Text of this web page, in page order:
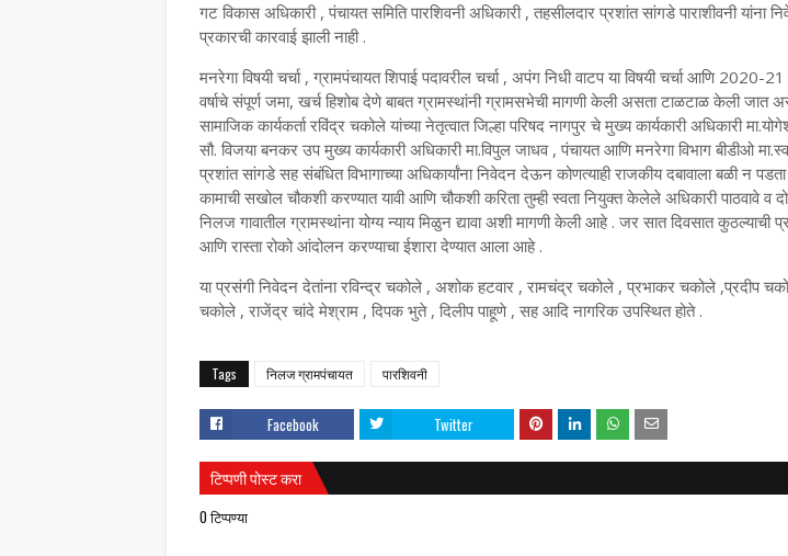
गट विकास अधिकारी , पंचायत समिति पारशिवनी अधिकारी , तहसीलदार प्रशांत सांगडे पाराशीवनी यांना
प्रकारची कारवाई झाली नाही .
मनरेगा विषयी चर्चा , ग्रामपंचायत शिपाई पदावरील चर्चा , अपंग निधी वाटप या विषयी चर्चा आणि
वर्षाचे संपूर्ण जमा, खर्च हिशोब देणे बाबत ग्रामस्थांनी ग्रामसभेची मागणी केली असता टाळटाळ केली जात
सामाजिक कार्यकर्ता रविंद्र चकोले यांच्या नेतृत्वात जिल्हा परिषद नागपुर चे मुख्य कार्यकारी अधिकारी
सौ. विजया बनकर उप मुख्य कार्यकारी अधिकारी मा.विपुल जाधव , पंचायत आणि मनरेगा विभाग बीडीओ
प्रशांत सांगडे सह संबंधित विभागाच्या अधिकार्यांना निवेदन देऊन कोणत्याही राजकीय दबावाला बळी न
कामाची सखोल चौकशी करण्यात यावी आणि चौकशी करिता तुम्ही स्वता नियुक्त केलेले अधिकारी पाठवावे व
निलज गावातील ग्रामस्थांना योग्य न्याय मिळुन द्यावा अशी मागणी केली आहे . जर सात दिवसात कुठल्याची
आणि रास्ता रोको आंदोलन करण्याचा ईशारा देण्यात आला आहे .
या प्रसंगी निवेदन देतांना रविन्द्र चकोले , अशोक हटवार , रामचंद्र चकोले , प्रभाकर चकोले ,प्रदीप
चकोले , राजेंद्र चांदे मेश्राम , दिपक भुते , दिलीप पाहूणे , सह आदि नागरिक उपस्थित होते .
Tags निलज ग्रामपंचायत पारशिवनी
Facebook Twitter
टिप्पणी पोस्ट करा
0 टिप्पण्या